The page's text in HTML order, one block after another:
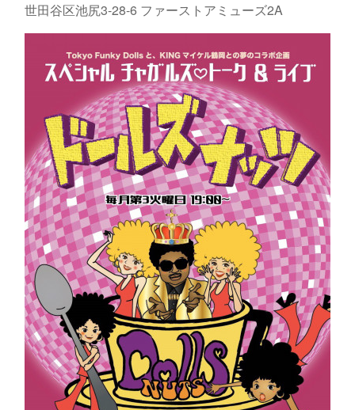
世田谷区池尻3-28-6 ファーストアミューズ2A